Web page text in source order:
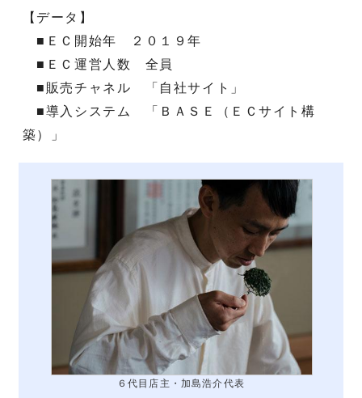
【データ】
■ＥＣ開始年 ２０１９年
■ＥＣ運営人数 全員
■販売チャネル 「自社サイト」
■導入システム 「ＢＡＳＥ（ＥＣサイト構
築）」
６代目店主・加島浩介代表